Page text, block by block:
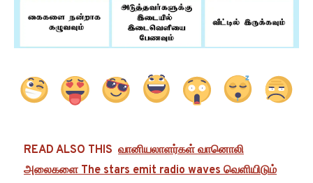
READ ALSO THIS வானியலாளர்கள் வானொலி
அலைகளை The stars emit radio waves வெளியிடும்